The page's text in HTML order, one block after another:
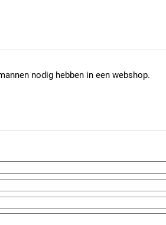
nodig hebben in een webshop.